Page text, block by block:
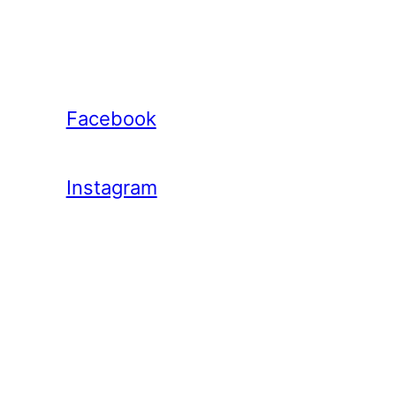
Facebook
Instagram